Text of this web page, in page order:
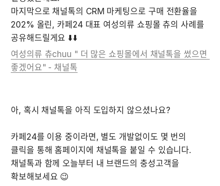
마지막으로 채널톡의 CRM 마케팅으로 구매 전환율을
202% 올린, 카페24 대표 여성의류 쇼핑몰 츄의 사례를
공유해드릴게요 ⬇️⬇️
여성의류 츄chuu " 더 많은 쇼핑몰에서 채널톡을 썼으면
좋겠어요" - 채널톡
아, 혹시 채널톡을 아직 도입하지 않으셨나요?
카페24를 이용 중이라면, 별도 개발없이도 몇 번의
클릭을 통해 홈페이지에 채널톡을 붙일 수 있습니다.
채널톡과 함께 오늘부터 내 브랜드의 충성고객을
확보해보세요 😉